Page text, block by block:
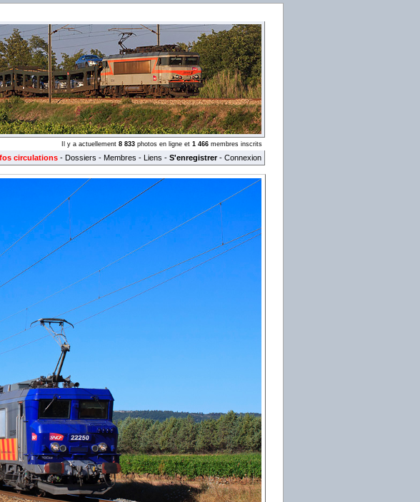
Il y a actuellement 8 833 photos en ligne et 1 466 membres inscrits
circulations - Dossiers - Membres - Liens - S'enregistrer- Connexion